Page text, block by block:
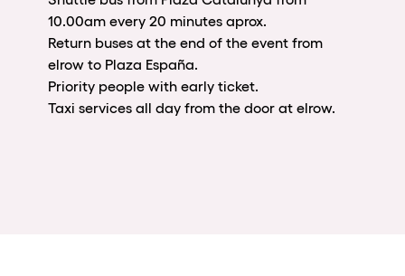
10.00am every 20 minutes aprox.
Return buses at the end of the event from
elrow to Plaza España.
Priority people with early ticket.
Taxi services all day from the door at elrow.